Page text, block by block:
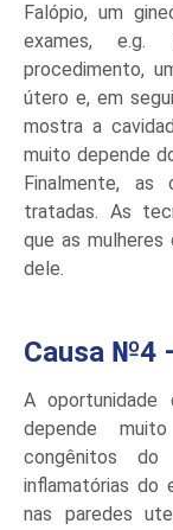
Falópio, um
exames, e.g.
procedimento,
útero e, em
mostra a
muito depende
Finalmente, as
tratadas. As
que as
dele.
Causa №4
A oportunidade
depende
congênitos
inflamatórias do
nas paredes